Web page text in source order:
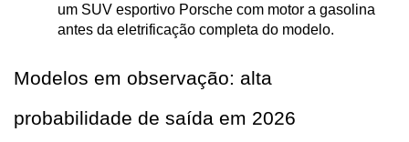
um SUV esportivo Porsche com motor a gasolina
antes da eletrificação completa do modelo.
Modelos em observação: alta
probabilidade de saída em 2026